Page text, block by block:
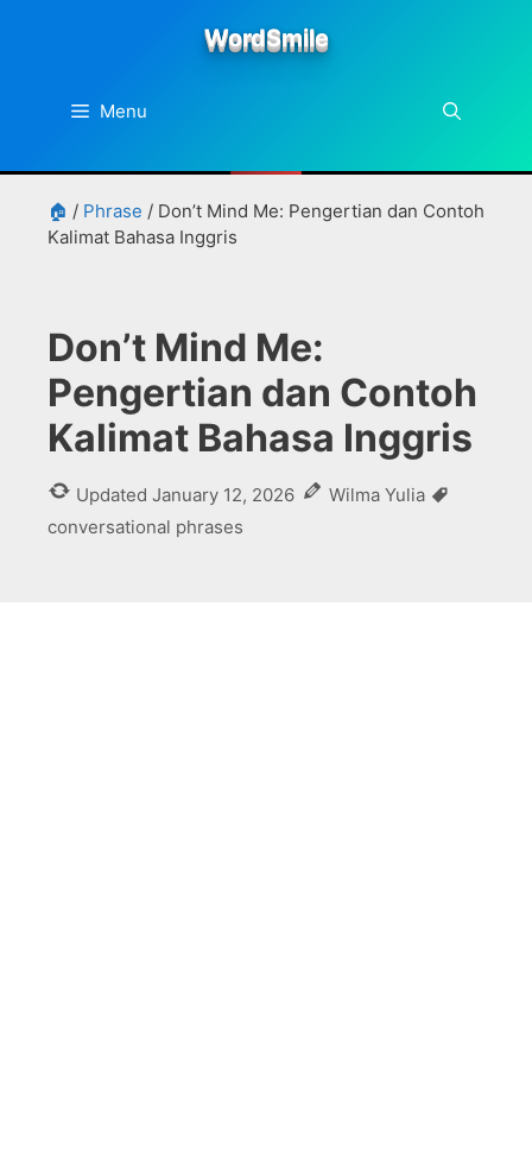
WordSmile
Menu
🏠 / Phrase / Don’t Mind Me: Pengertian dan Contoh
Kalimat Bahasa Inggris
Don’t Mind Me:
Pengertian dan Contoh
Kalimat Bahasa Inggris
Updated January 12, 2026 Wilma Yulia
conversational phrases